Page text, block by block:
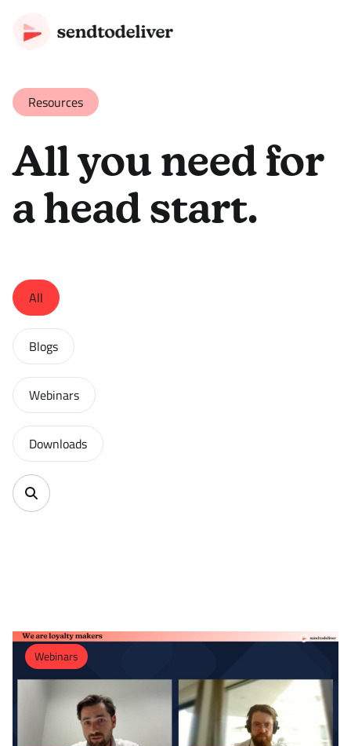
Resources
All you need for
a head start.
All
Blogs
Webinars
Downloads
Webinars